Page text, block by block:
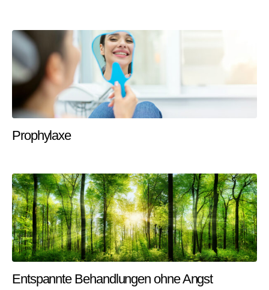
Prophylaxe
Entspannte Behandlungen ohne Angst